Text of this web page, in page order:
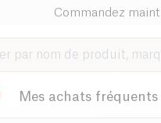
Commandez
Mes achats fréquents